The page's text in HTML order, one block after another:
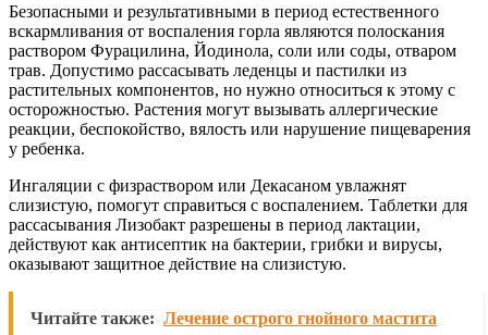
Безопасными и результативными в период естественного
вскармливания от воспаления горла являются полоскания
раствором Фурацилина, Йодинола, соли или соды, отваром
трав. Допустимо рассасывать леденцы и пастилки из
растительных компонентов, но нужно относиться к этому с
осторожностью. Растения могут вызывать аллергические
реакции, беспокойство, вялость или нарушение пищеварения
у ребенка.
Ингаляции с физраствором или Декасаном увлажнят
слизистую, помогут справиться с воспалением. Таблетки для
рассасывания Лизобакт разрешены в период лактации,
действуют как антисептик на бактерии, грибки и вирусы,
оказывают защитное действие на слизистую.
Читайте также: Лечение острого гнойного мастита